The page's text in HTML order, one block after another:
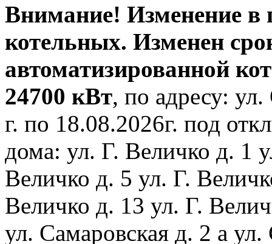
Внимание! Изменение в
котельных. Изменен
автоматизированной
24700 кВт, по адресу:
г. по 18.08.2026г. под
дома: ул. Г. Величко д. 1
Величко д. 5 ул. Г.
Величко д. 13 ул. Г.
ул. Самаровская д. 2 а